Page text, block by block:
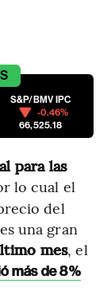
S&P/BMV IPC
-0.46%
66,525.18
para las
lo cual el
del
una gran
mes, el
más de 8%